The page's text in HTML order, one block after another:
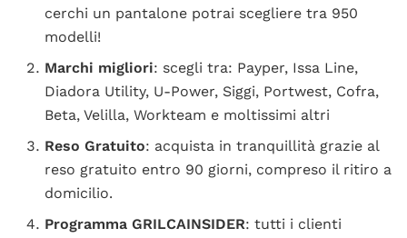
cerchi un pantalone potrai scegliere tra 950
modelli!
Marchi migliori: scegli tra: Payper, Issa Line,
Diadora Utility, U-Power, Siggi, Portwest, Cofra,
Beta, Velilla, Workteam e moltissimi altri
Reso Gratuito: acquista in tranquillità grazie al
reso gratuito entro 90 giorni, compreso il ritiro a
domicilio.
Programma GRILCAINSIDER: tutti i clienti